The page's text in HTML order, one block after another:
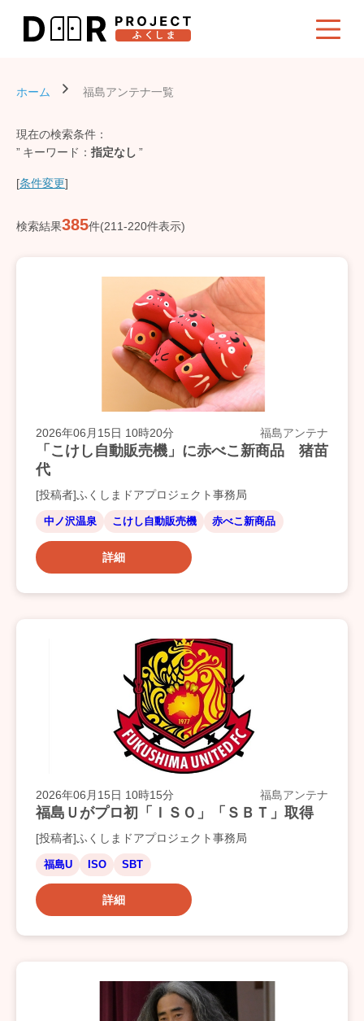
ホーム 福島アンテナ一覧
現在の検索条件：
キーワード
指定なし
[条件変更]
検索結果385件(211-220件表示)
2026年06月15日 10時20分 福島アンテナ
「こけし自動販売機」に赤べこ新商品 猪苗
代
[投稿者]ふくしまドアプロジェクト事務局
中ノ沢温泉 こけし自動販売機 赤べこ新商品
詳細
2026年06月15日 10時15分 福島アンテナ
福島Ｕがプロ初「ＩＳＯ」「ＳＢＴ」取得
[投稿者]ふくしまドアプロジェクト事務局
福島U ISO SBT
詳細